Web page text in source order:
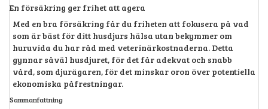
En försäkring ger frihet att agera
Med en bra försäkring får du friheten att fokusera på vad
som är bäst för ditt husdjurs hälsa utan bekymmer om
huruvida du har råd med veterinärkostnaderna. Detta
gynnar såväl husdjuret, för det får adekvat och snabb
vård, som djurägaren, för det minskar oron över potentiella
ekonomiska påfrestningar.
Sammanfattning